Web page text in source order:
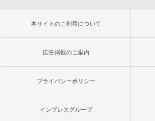
本サイトのご利用について
広告掲載のご案内
プライバシーポリシー
インプレスグループ